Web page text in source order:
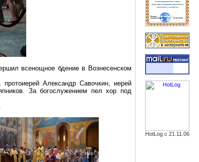
всенощное бдение в Вознесенском
Александр Савочкин, иерей
За богослужением пел хор под
HotLog с 21.11.06